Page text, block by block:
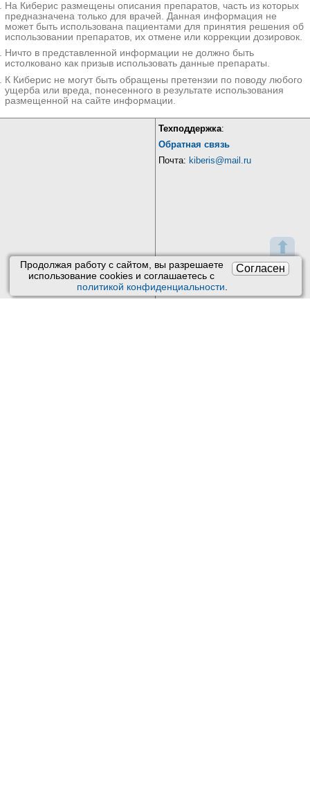
⬆
Согласен
Продолжая работу с сайтом, вы разрешаете
использование сookies и соглашаетесь с
политикой конфиденциальности.
На Киберис размещены описания препаратов, часть из которых
предназначена только для врачей. Данная информация не
может быть использована пациентами для принятия решения об
использовании препаратов, их отмене или коррекции дозировок.
Ничто в представленной информации не должно быть
истолковано как призыв использовать данные препараты.
К Киберис не могут быть обращены претензии по поводу любого
ущерба или вреда, понесенного в результате использования
размещенной на сайте информации.
Техподдержка:
Обратная связь
Почта: kiberis@mail.ru